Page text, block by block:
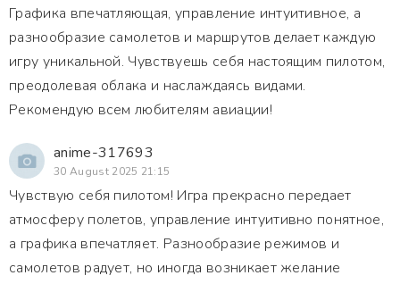
Графика впечатляющая, управление интуитивное, а
разнообразие самолетов и маршрутов делает каждую
игру уникальной. Чувствуешь себя настоящим пилотом,
преодолевая облака и наслаждаясь видами.
Рекомендую всем любителям авиации!
anime-317693
30 August 2025 21:15
Чувствую себя пилотом! Игра прекрасно передает
атмосферу полетов, управление интуитивно понятное,
а графика впечатляет. Разнообразие режимов и
самолетов радует, но иногда возникает желание